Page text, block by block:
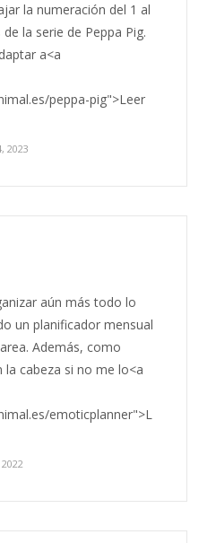
la numeración del 1 al
la serie de Peppa Pig.
a<a
peppa-pig">Leer
2023
aún más todo lo
un planificador mensual
Además, como
cabeza si no me lo<a
emoticplanner">L